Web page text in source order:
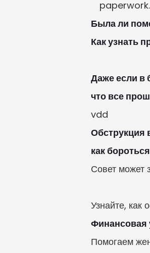
Была ли
Как узнать
Даже если в
что все
vdd
Обструкция
как
Совет может
Узнайте, как
Финансовая
Помогаем